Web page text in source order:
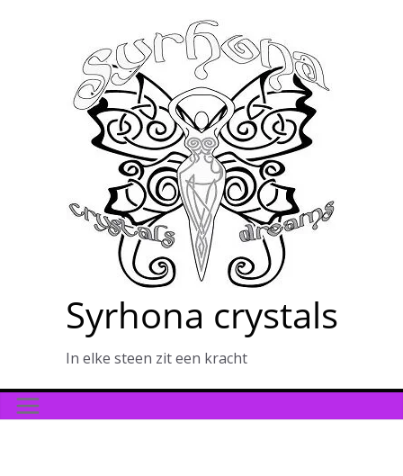
Syrhona crystals
In elke steen zit een kracht